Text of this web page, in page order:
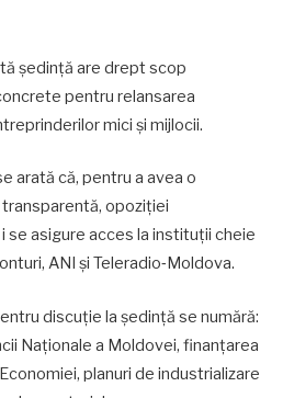
ședință are drept scop
pentru relansarea
mici și mijlocii.
arată că, pentru a avea o
opoziției
se asigure acces la instituții cheie
ANI și Teleradio‑Moldova.
discuție la ședință se numără:
Naționale a Moldovei, finanțarea
planuri de industrializare